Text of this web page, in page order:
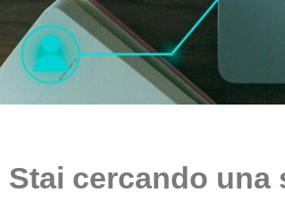
Stai cercando una